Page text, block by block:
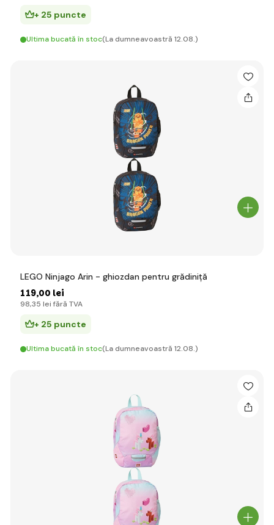
+ 25 puncte
Ultima bucată în stoc(La dumneavoastră 12.08.)
LEGO Ninjago Arin - ghiozdan pentru grădiniță
119,00 lei
98,35 lei fără TVA
+ 25 puncte
Ultima bucată în stoc(La dumneavoastră 12.08.)